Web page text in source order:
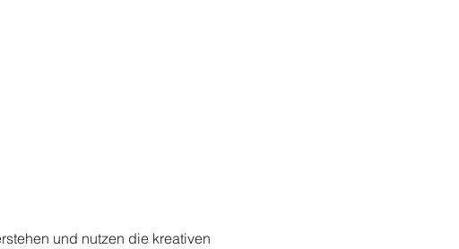
und nutzen die kreativen